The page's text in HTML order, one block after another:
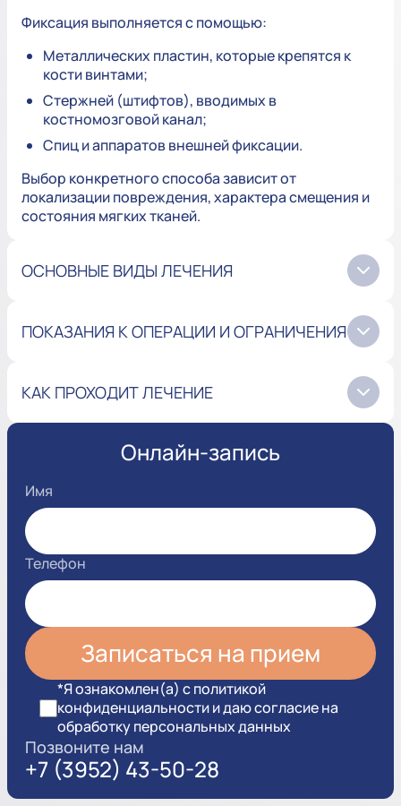
Фиксация выполняется с помощью:
Металлических пластин, которые крепятся к
кости винтами;
Стержней (штифтов), вводимых в
костномозговой канал;
Спиц и аппаратов внешней фиксации.
Выбор конкретного способа зависит от
локализации повреждения, характера смещения и
состояния мягких тканей.
ОСНОВНЫЕ ВИДЫ ЛЕЧЕНИЯ
ПОКАЗАНИЯ К ОПЕРАЦИИ И ОГРАНИЧЕНИЯ
КАК ПРОХОДИТ ЛЕЧЕНИЕ
Онлайн-запись
Имя
Телефон
*Я ознакомлен(а) с политикой
конфиденциальности и даю согласие на
обработку персональных данных
Позвоните нам
+7 (3952) 43-50-28